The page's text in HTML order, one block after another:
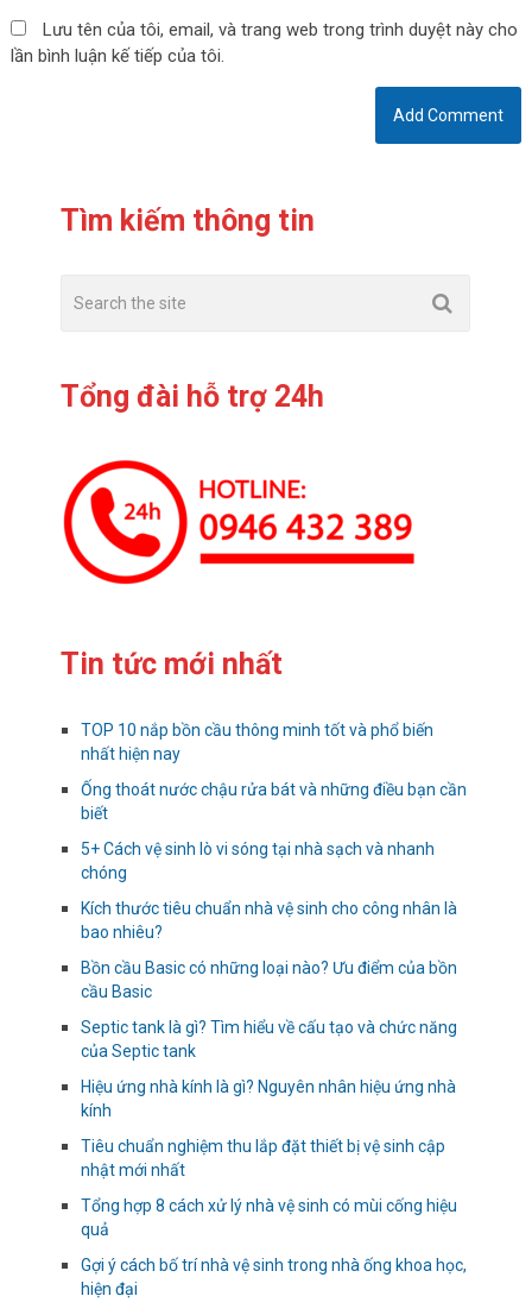
Lưu tên của tôi, email, và trang web trong trình duyệt này cho
lần bình luận kế tiếp của tôi.
Tìm kiếm thông tin
Tổng đài hỗ trợ 24h
Tin tức mới nhất
TOP 10 nắp bồn cầu thông minh tốt và phổ biến
nhất hiện nay
Ống thoát nước chậu rửa bát và những điều bạn cần
biết
5+ Cách vệ sinh lò vi sóng tại nhà sạch và nhanh
chóng
Kích thước tiêu chuẩn nhà vệ sinh cho công nhân là
bao nhiêu?
Bồn cầu Basic có những loại nào? Ưu điểm của bồn
cầu Basic
Septic tank là gì? Tìm hiểu về cấu tạo và chức năng
của Septic tank
Hiệu ứng nhà kính là gì? Nguyên nhân hiệu ứng nhà
kính
Tiêu chuẩn nghiệm thu lắp đặt thiết bị vệ sinh cập
nhật mới nhất
Tổng hợp 8 cách xử lý nhà vệ sinh có mùi cống hiệu
quả
Gợi ý cách bố trí nhà vệ sinh trong nhà ống khoa học,
hiện đại